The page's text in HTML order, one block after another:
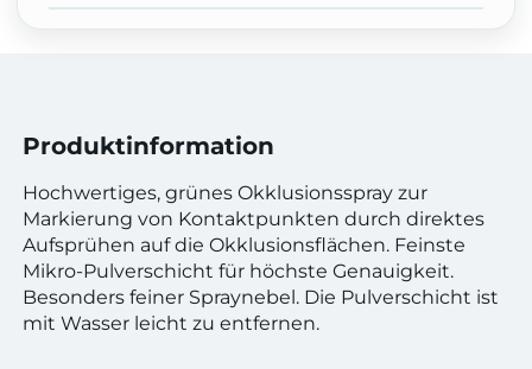
Produktinformation
Hochwertiges, grünes Okklusionsspray zur
Markierung von Kontaktpunkten durch direktes
Aufsprühen auf die Okklusionsflächen. Feinste
Mikro-Pulverschicht für höchste Genauigkeit.
Besonders feiner Spraynebel. Die Pulverschicht ist
mit Wasser leicht zu entfernen.